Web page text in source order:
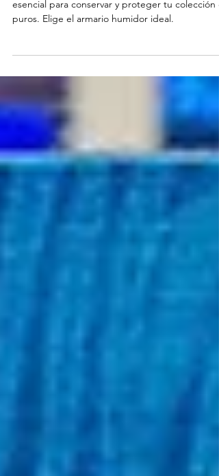
Descubre cómo un armario humidor a medida es